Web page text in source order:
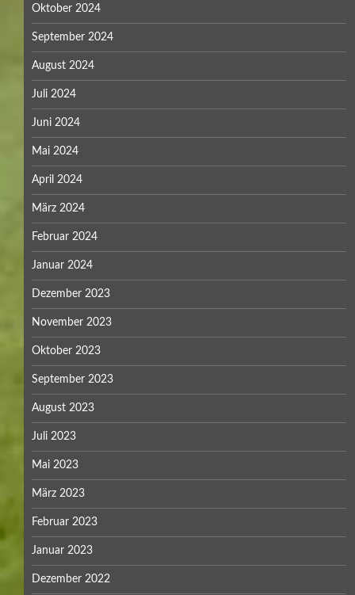
Oktober 2024
September 2024
August 2024
Juli 2024
Juni 2024
Mai 2024
April 2024
März 2024
Februar 2024
Januar 2024
Dezember 2023
November 2023
Oktober 2023
September 2023
August 2023
Juli 2023
Mai 2023
März 2023
Februar 2023
Januar 2023
Dezember 2022